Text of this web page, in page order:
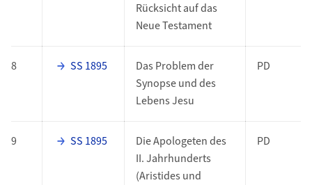
Rücksicht auf das
Neue Testament
8 SS 1895
Das Problem der
Synopse und des
Lebens Jesu
PD
9 SS 1895
Die Apologeten des
II. Jahrhunderts
(Aristides und
PD